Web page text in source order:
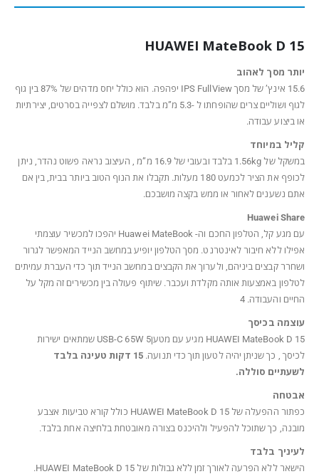
HUAWEI MateBook D 15
יותר מסך לאהוב
15.6 אינץ’ של מסך IPS FullView יפהפה. הוא כולל יחס מדהים של 87% בין גוף
לגוף ושוליים צרים שהופחתו ל -5.3 מ”מ בלבד. מושלם לצפייה בסרטים, יצירתיות
או ביצוע עבודה.
קליל במיוחד
במשקל של 1.56kg בלבד ובעובי של 16.9 מ”מ , העיצוב נראה פשוט נהדר, ניתן
לכופף את הציר לכמעט 180 מעלות. תקבלו את הנוף הטוב ביותר בבית, בין אם
אתם נשענים לאחור או ממש בקצה מושבכם.
Huawei Share
עם מגע קל, הטלפון החכם וה- Huawei MateBook יהפכו למכשיר עוצמתי
אפילו ללא חיבור לאינטרנט. מסך הטלפון יופיע במחשב הנייד המאפשר לגרור
ושחרר קבצים ביניהם, ולערוך את הקבצים במחשב הנייד תוך כדי העברת עמיתים
לטלפון באמצעות אותה מקלדת ועכבר. שיתוף פעולה בין מכשירים זה מקל על
החיים והעבודה. 4
עוצמה בכיסך
HUAWEI MateBook D 15 מגיע עם מטען5 USB-C 65W שמתאים ישירות
לכיסך , כך שניתן יהיה לטעון תוך כדי תנועה.
15 דקות טעינה בלבד
לשעתיים סוללה.
אבטחה
כפתור ההפעלה של HUAWEI MateBook D 15 כולל קורא טביעות אצבע
מובנה, כך שתוכל להפעיל ולהיכנס בצורה מאובטחת בלחיצה אחת בלבד.
לעיניך בלבד
הישאר ללא הפרעה לאורך זמן ללא גבולות של HUAWEI MateBook D 15.